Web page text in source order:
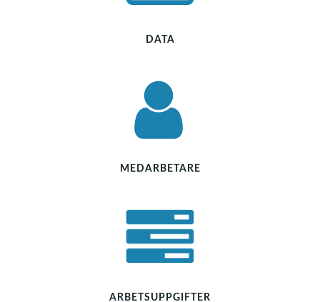
DATA
MEDARBETARE
ARBETSUPPGIFTER